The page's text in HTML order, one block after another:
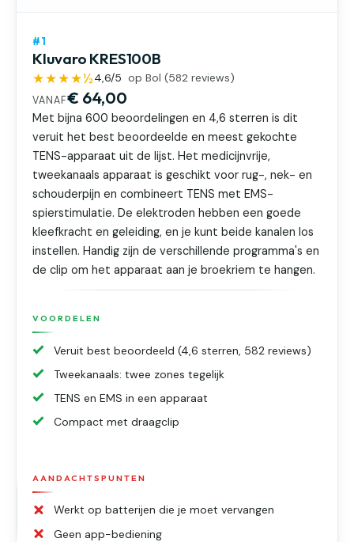
#1
Kluvaro KRES100B
★★★★½4,6/5 op Bol (582reviews)
VANAF€ 64,00
Met bijna 600 beoordelingen en 4,6 sterren is dit
veruit het best beoordeelde en meest gekochte
TENS-apparaat uit de lijst. Het medicijnvrije,
tweekanaals apparaat is geschikt voor rug-, nek- en
schouderpijn en combineert TENS met EMS-
spierstimulatie. De elektroden hebben een goede
kleefkracht en geleiding, en je kunt beide kanalen los
instellen. Handig zijn de verschillende programma's en
de clip om het apparaat aan je broekriem te hangen.
VOORDELEN
Veruit best beoordeeld (4,6 sterren, 582 reviews)
Tweekanaals: twee zones tegelijk
TENS en EMS in een apparaat
Compact met draagclip
AANDACHTSPUNTEN
Werkt op batterijen die je moet vervangen
Geen app-bediening